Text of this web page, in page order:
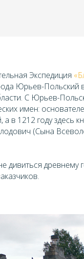
Экспедиция
Юрьев-Польский
С Юрьев-
имен:
в 1212 году здесь
(Сына
дивиться древнему